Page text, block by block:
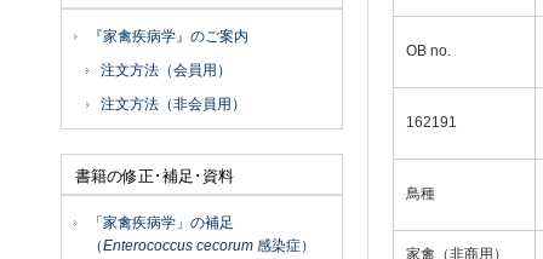
OB no.
162191
鳥種
家禽（非商用）
『家禽疾病学』のご案内
注文方法（会員用）
注文方法（非会員用）
書籍の修正･補足･資料
「家禽疾病学」の補足
（Enterococcus cecorum 感染症）